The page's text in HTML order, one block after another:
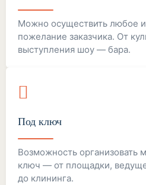
Можно осуществить любое
пожелание заказчика. От
выступления шоу — бара.
Под ключ
Возможность организовать
ключ — от площадки,
до клининга.